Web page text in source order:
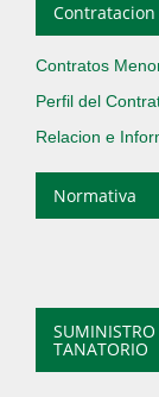
Contratacion
Contratos
Perfil del
Relacion e
Normativa
SUMINISTRO
TANATORIO